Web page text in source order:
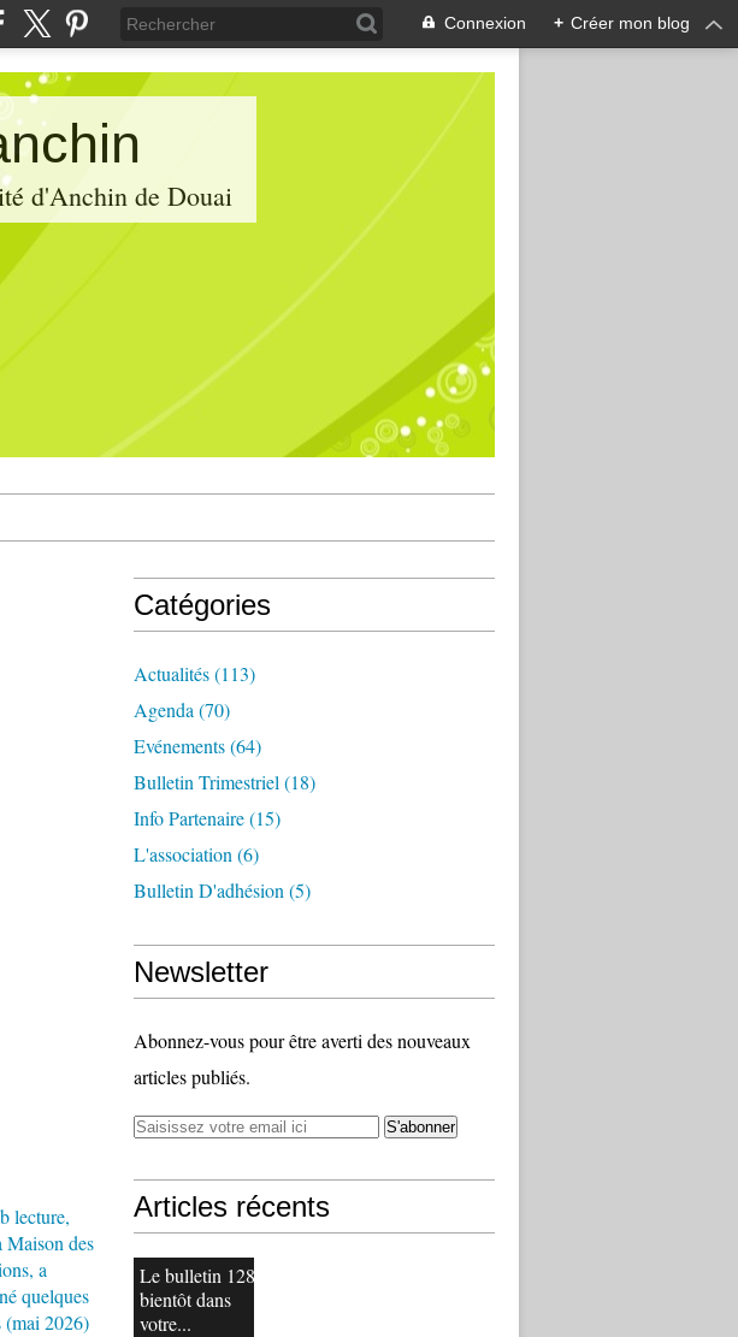
Connexion + Créer mon blog
d'Anchin de Douai
Catégories
Actualités(113)
Agenda (70)
Evénements(64)
Bulletin Trimestriel (18)
Info Partenaire(15)
L'association (6)
Bulletin D'adhésion (5)
Newsletter
Abonnez-vous pour être averti des nouveaux
articles publiés.
Articles récents
Le bulletin 128
bientôt dans
votre...